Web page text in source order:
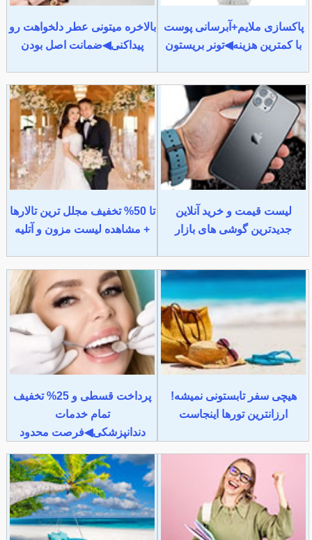
پاکسازی ملایم+آبرسانی پوست
با کمترین هزینه◀تونر بریستون
بالاخره میتونی عطر دلخواهت رو
پیداکنی◀ضمانت اصل بودن
لیست قیمت و خرید آنلاین
جدیدترین گوشی های بازار
تا 50% تخفیف مجلل ترین تالارها
+ مشاهده لیست مزون و آتلیه
هیچی سفر تابستونی نمیشه!
ارزانترین تورها اینجاست
پرداخت قسطی و 25% تخفیف
تمام خدمات
دندانپزشکی◀فرصت محدود